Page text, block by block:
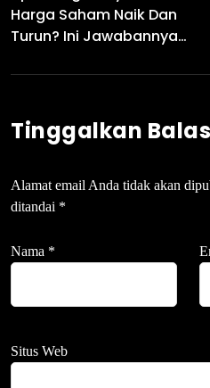
Harga Saham Naik Dan
Turun? Ini Jawabannya…
Tinggalkan
Alamat email Anda tidak akan
ditandai *
Nama *
Situs Web